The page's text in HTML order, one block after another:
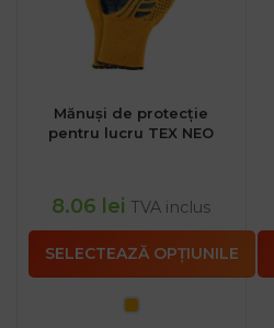
Mănuși de protecție
pentru lucru TEX NEO
8.06 lei TVA inclus
SELECTEAZĂ OPȚIUNILE